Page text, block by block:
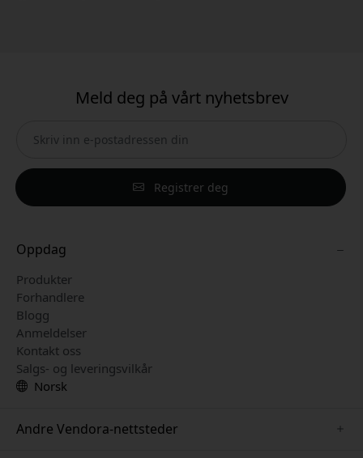
Meld deg på vårt nyhetsbrev
Registrer deg
Oppdag
Produkter
Forhandlere
Blogg
Anmeldelser
Kontakt oss
Salgs- og leveringsvilkår
Norsk
Andre Vendora-nettsteder